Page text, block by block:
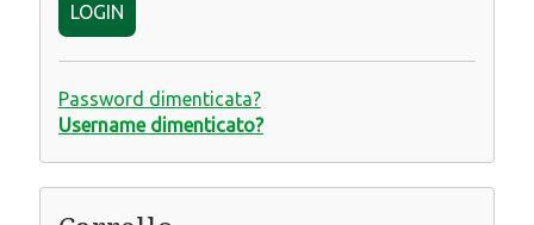
LOGIN
Password dimenticata?
Username dimenticato?